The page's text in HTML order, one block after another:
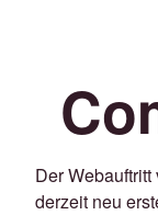
Der
derzeit neu